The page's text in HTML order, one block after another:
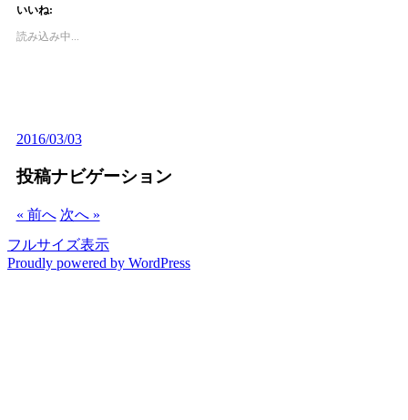
いいね:
読み込み中...
2016/03/03
投稿ナビゲーション
« 前へ 次へ »
フルサイズ表示
Proudly powered by WordPress